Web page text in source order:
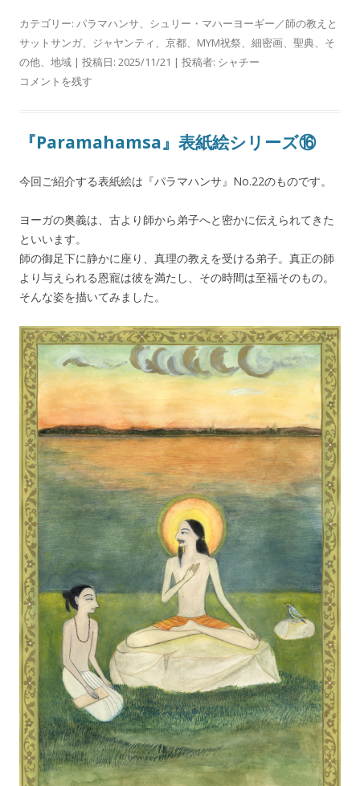
カテゴリー: パラマハンサ、 シュリー・マハーヨーギー／師の教えと
サットサンガ、 ジャヤンティ、 京都、 MYM祝祭、 細密画、 聖典、 そ
の他、 地域 | 投稿日: 2025/11/21 | 投稿者: シャチー
コメントを残す
『Paramahamsa』表紙絵シリーズ⑯
今回ご紹介する表紙絵は『パラマハンサ』No.22のものです。
ヨーガの奥義は、古より師から弟子へと密かに伝えられてきた
といいます。
師の御足下に静かに座り、真理の教えを受ける弟子。真正の師
より与えられる恩寵は彼を満たし、その時間は至福そのもの。
そんな姿を描いてみました。